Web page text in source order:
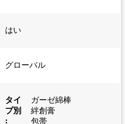
はい
グローバル
タイ
プ別
:
ガーゼ綿棒
絆創膏
包帯